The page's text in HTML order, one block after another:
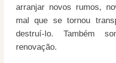
arranjar novos rumos,
mal que se tornou
destruí-lo. Também
renovação.